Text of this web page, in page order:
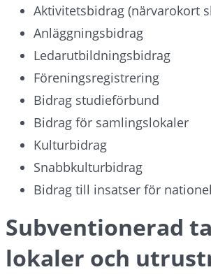
Aktivitetsbidrag (närvarokort
Anläggningsbidrag
Ledarutbildningsbidrag
Föreningsregistrering
Bidrag studieförbund
Bidrag för samlingslokaler
Kulturbidrag
Snabbkulturbidrag
Bidrag till insatser för
Subventionerad
lokaler och